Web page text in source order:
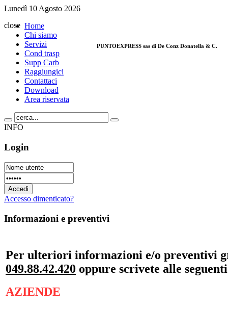
Lunedì 10 Agosto 2026
Home
Chi siamo
Servizi
Cond trasp
Supp Carb
Raggiungici
Contattaci
Download
Area riservata
close
PUNTOEXPRESS sas di De Conz Donatella & C.
INFO
Login
Accesso dimenticato?
Informazioni e preventivi
Per ulteriori informazioni e/o preventivi
049.88.42.420 oppure scrivete alle
AZIENDE